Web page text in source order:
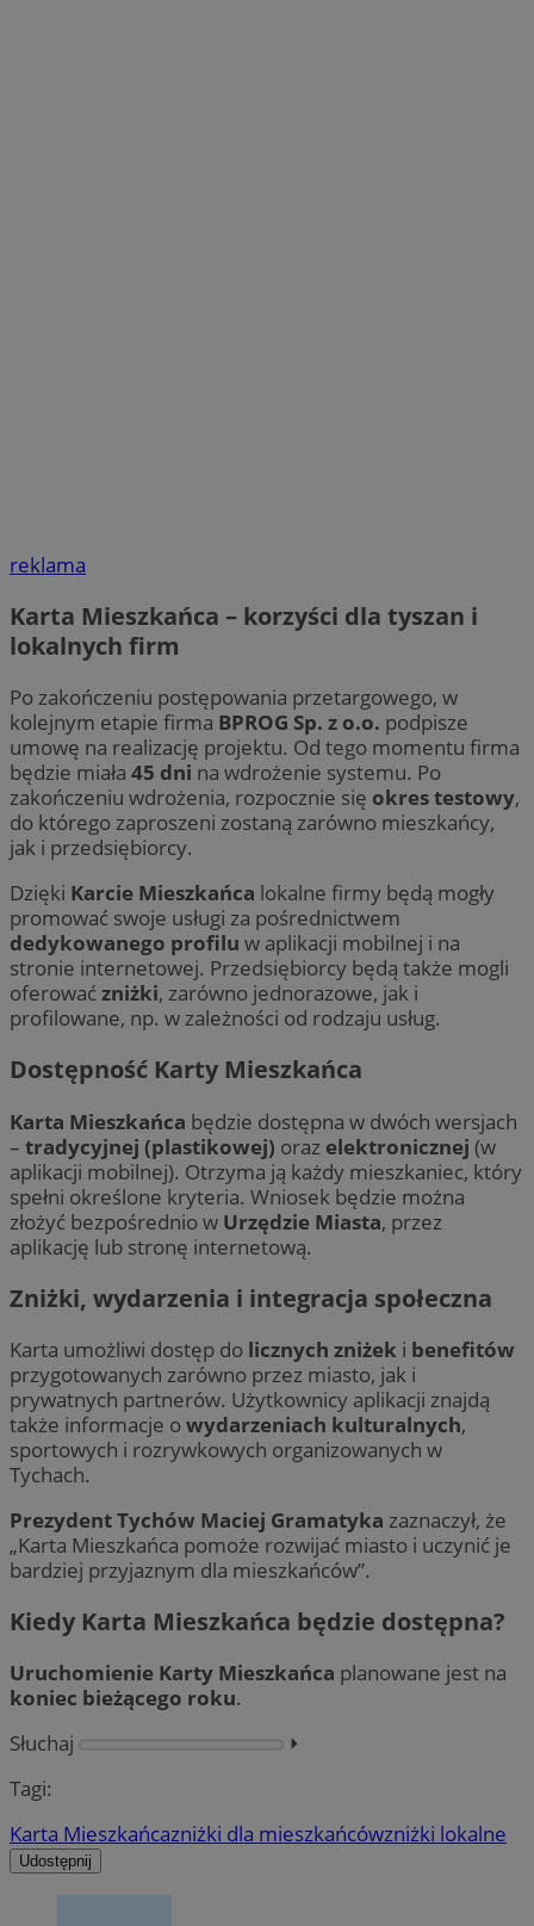
reklama
Karta Mieszkańca – korzyści dla tyszan i
lokalnych firm
Po zakończeniu postępowania przetargowego, w
kolejnym etapie firma BPROG Sp. z o.o. podpisze
umowę na realizację projektu. Od tego momentu firma
będzie miała 45 dni na wdrożenie systemu. Po
zakończeniu wdrożenia, rozpocznie się okres testowy,
do którego zaproszeni zostaną zarówno mieszkańcy,
jak i przedsiębiorcy.
Dzięki Karcie Mieszkańca lokalne firmy będą mogły
promować swoje usługi za pośrednictwem
dedykowanego profilu w aplikacji mobilnej i na
stronie internetowej. Przedsiębiorcy będą także mogli
oferowaćzniżki, zarówno jednorazowe, jak i
profilowane, np. w zależności od rodzaju usług.
Dostępność Karty Mieszkańca
Karta Mieszkańca będzie dostępna w dwóch wersjach
– tradycyjnej (plastikowej) oraz elektronicznej (w
aplikacji mobilnej). Otrzyma ją każdy mieszkaniec, który
spełni określone kryteria. Wniosek będzie można
złożyć bezpośrednio w Urzędzie Miasta, przez
aplikację lub stronę internetową.
Zniżki, wydarzenia i integracja społeczna
Karta umożliwi dostęp do licznych zniżek i benefitów
przygotowanych zarówno przez miasto, jak i
prywatnych partnerów. Użytkownicy aplikacji znajdą
także informacje owydarzeniach kulturalnych,
sportowych i rozrywkowych organizowanych w
Tychach.
Prezydent Tychów Maciej Gramatyka zaznaczył, że
„Karta Mieszkańca pomoże rozwijać miasto i uczynić je
bardziej przyjaznym dla mieszkańców”.
Kiedy Karta Mieszkańca będzie dostępna?
Uruchomienie Karty Mieszkańca planowane jest na
koniec bieżącego roku.
Słuchaj
⏵︎
Tagi:
Karta Mieszkańcazniżki dla mieszkańcówzniżki lokalne
Udostępnij